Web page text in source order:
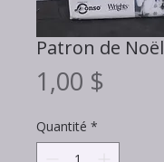
Patron de Noël
1,00 $
Quantité *